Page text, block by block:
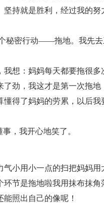
持就是胜利，经过我的努
秘密行动——拖地。我先
想：妈妈每天都要拖很多
劲，我这才是第一次拖地
得了妈妈的劳累，以后我
，我开心地笑了。
小用小一点的扫把妈妈用
节是拖地啦我用抹布抹角
照出自己的像呢！